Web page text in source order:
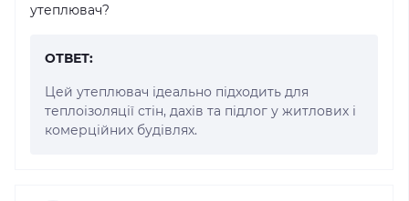
утеплювач?
ОТВЕТ:
Цей утеплювач ідеально підходить для
теплоізоляції стін, дахів та підлог у житлових і
комерційних будівлях.